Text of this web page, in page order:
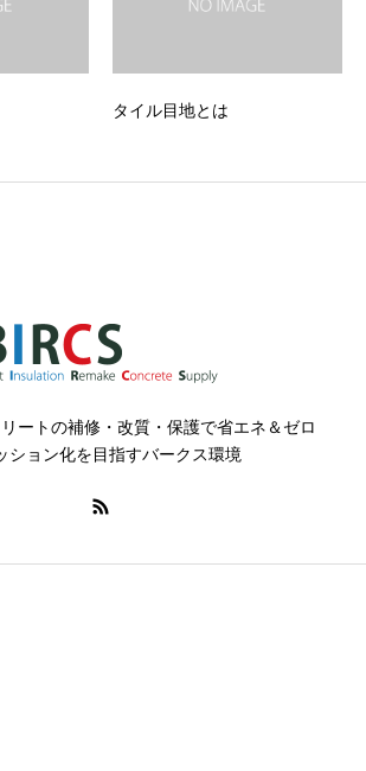
タイル目地とは
ートの補修・改質・保護で省エネ＆ゼロ
ション化を目指すバークス環境